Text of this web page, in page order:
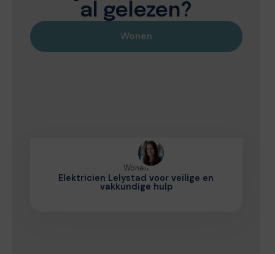
al gelezen?
Wonen
Wonen
Elektricien Lelystad voor veilige en
vakkundige hulp